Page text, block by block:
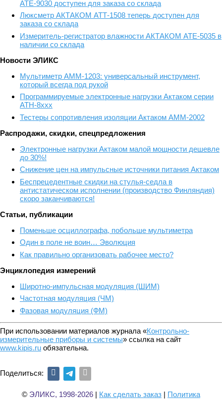
АТЕ-9030 доступен для заказа со склада
Люксметр АКТАКОМ АТТ-1508 теперь доступен для
заказа со склада
Измеритель-регистратор влажности АКТАКОМ АТЕ-5035 в
наличии со склада
Новости ЭЛИКС
Мультиметр АММ-1203: универсальный инструмент,
который всегда под рукой
Программируемые электронные нагрузки Актаком серии
АТН-8ххх
Тестеры сопротивления изоляции Актаком АММ-2002
Распродажи, скидки, спецпредложения
Электронные нагрузки Актаком малой мощности дешевле
до 30%!
Снижение цен на импульсные источники питания Актаком
Беспрецедентные скидки на стулья-седла в
антистатическом исполнении (производство Финляндия)
скоро заканчиваются!
Статьи, публикации
Поменьше осциллографа, побольше мультиметра
Один в поле не воин… Эволюция
Как правильно организовать рабочее место?
Энциклопедия измерений
Широтно-импульсная модуляция (ШИМ)
Частотная модуляция (ЧМ)
Фазовая модуляция (ФМ)
При использовании материалов журнала «Контрольно-
измерительные приборы и системы» ссылка на сайт
www.kipis.ru обязательна.
Поделиться:
© ЭЛИКС, 1998-2026 | Как сделать заказ | Политика